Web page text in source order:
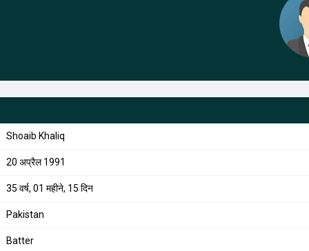
Shoaib Khaliq
20 अप्रैल 1991
35 वर्ष, 01 महीने, 15 दिन
Pakistan
Batter